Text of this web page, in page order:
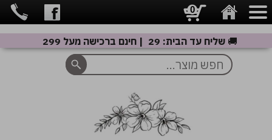
🚚שליח עד הבית: 29 ₪ | חינם ברכישה מעל 299 ₪
0